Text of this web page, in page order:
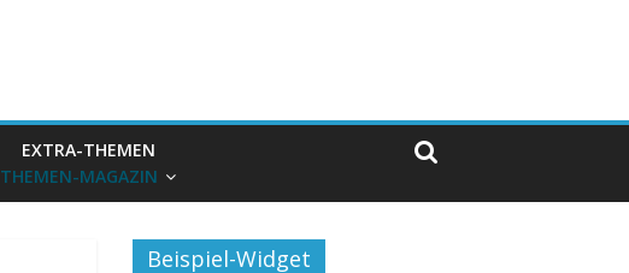
EXTRA-THEMEN
THEMEN-MAGAZIN
Beispiel-Widget